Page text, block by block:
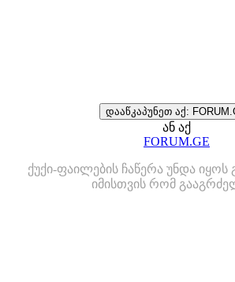
დააწკაპუნეთ აქ:
ან აქ
FORUM.GE
ქუქი-ფაილების ჩაწერა უნდა იყოს
იმისთვის რომ